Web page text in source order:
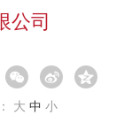
公司
大 中 小